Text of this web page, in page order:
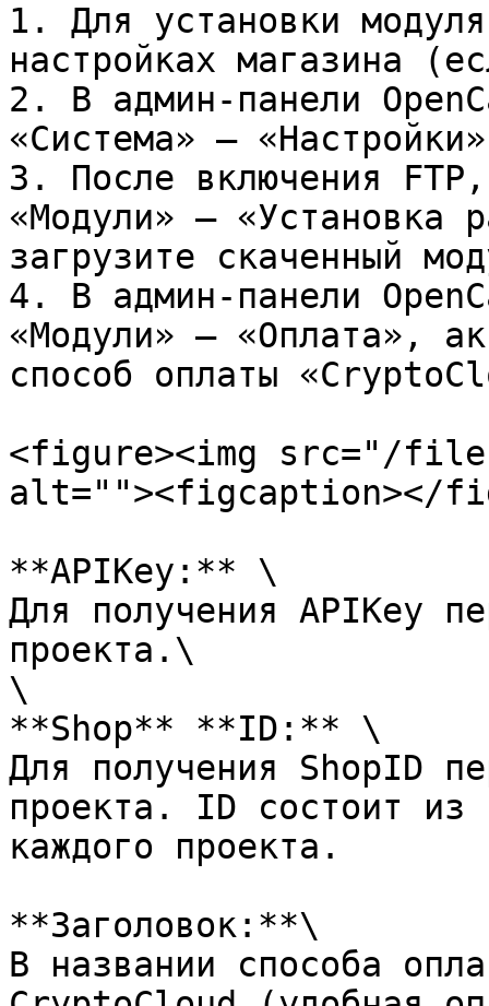
1. Для установки
настройках магазина
2. В админ-панели
«Система» –
3. После включения
«Модули» – «Установка
загрузите скаченный
4. В админ-панели
«Модули» – «Оплата»,
способ оплаты
<figure><img src="/files/
alt=""><figcaption></
**APIKey:** \
Для получения APIKey
проекта.\
\
**Shop** **ID:** \
Для получения ShopID
проекта. ID состоит из
каждого проекта.
**Заголовок:**\
В названии способа